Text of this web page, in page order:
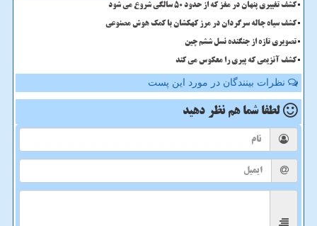
کشف تغییری پنهان در مغز که از حدود 50 سالگی شروع می شود
کشف سیاه چاله سرگردان در مرز کهکشان با کمک هوش مصنوعی
تصویری تازه از جنگنده نسل ششم چین
کشف آنزیمی که پیری را معکوس می کند
نظرات بینندگان در مورد این پست
لطفا شما هم نظر دهید